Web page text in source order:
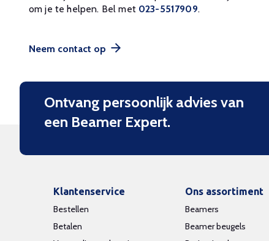
om je te helpen. Bel met 023-5517909.
Neem contact op
Ontvang persoonlijk advies van
een Beamer Expert.
Klantenservice
Bestellen
Betalen
Ons assortiment
Beamers
Beamer beugels